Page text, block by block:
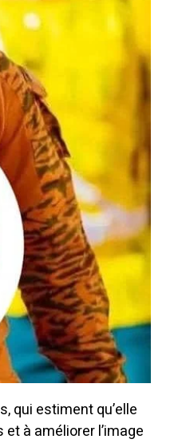
qui estiment qu’elle
à améliorer l’image